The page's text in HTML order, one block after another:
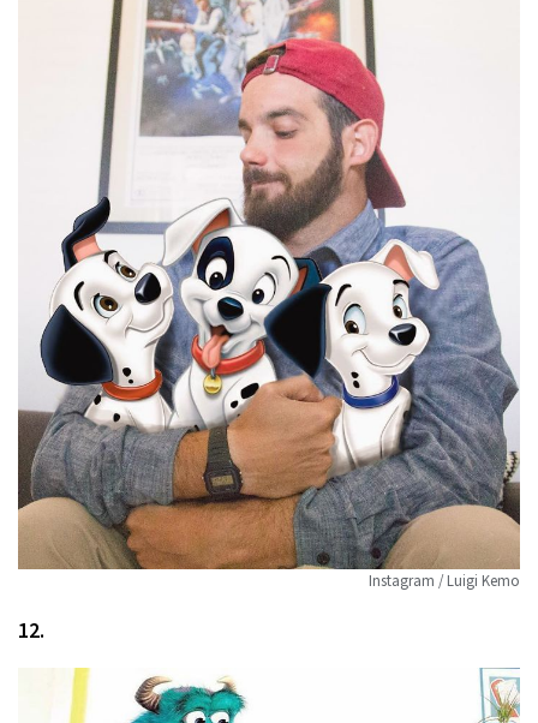
Instagram / Luigi Kemo
12.